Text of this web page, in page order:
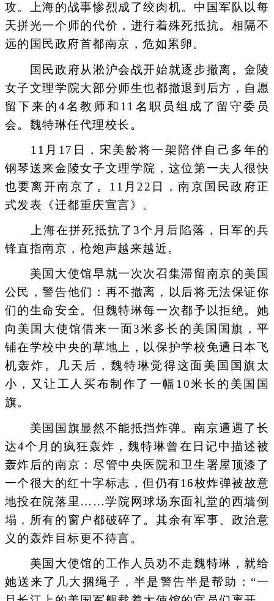
攻。上海的战事惨烈成了绞肉机。中国军队以每
天拼光一个师的代价，进行着殊死抵抗。相隔不
远的国民政府首都南京，危如累卵。
国民政府从淞沪会战开始就逐步撤离。金陵
女子文理学院大部分师生也都撤退到后方，自愿
留下来的4名教师和11名职员组成了留守委员
会。魏特琳任代理校长。
11月17日，宋美龄将一架陪伴自己多年的
钢琴送来金陵女子文理学院，这位第一夫人很快
也要离开南京了。11月22日，南京国民政府正
式发表《迁都重庆宣言》。
上海在拼死抵抗了3个月后陷落，日军的兵
锋直指南京，枪炮声越来越近。
美国大使馆早就一次次召集滞留南京的美国
公民，警告他们：再不撤离，以后将无法保证你
们的生命安全。但魏特琳每一次都予以拒绝。她
向美国大使馆借来一面3米多长的美国国旗，平
铺在学校中央的草地上，以保护学校免遭日本飞
机轰炸。几天后，魏特琳觉得这面美国国旗太
小，又让工人买布制作了一幅10米长的美国国
旗。
美国国旗显然不能抵挡炸弹。南京遭遇了长
达4个月的疯狂轰炸，魏特琳曾在日记中描述被
轰炸后的南京：尽管中央医院和卫生署屋顶漆了
一个很大的红十字标志，但仍有16枚炸弹被故意
地投在院落里……学院网球场东面礼堂的西墙倒
塌，所有的窗户都破碎了。其余有军事、政治意
义的轰炸目标更不待言。
美国大使馆的工作人员劝不走魏特琳，就给
她送来了几大捆绳子，半是警告半是帮助：“一